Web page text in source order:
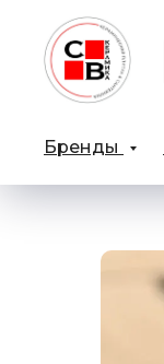
Бренды